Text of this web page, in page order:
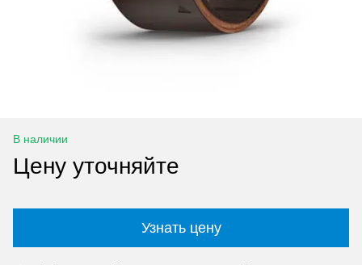
В наличии
Цену уточняйте
Узнать цену